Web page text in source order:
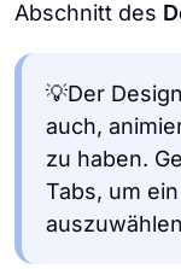
Abschnitt des
💡Der
auch,
zu haben.
Tabs, um